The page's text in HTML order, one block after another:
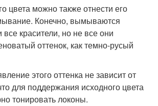
цвета можно также отнести его
Конечно, вымываются
все красители, но не все они
оттенок, как темно-русый
этого оттенка не зависит от
для поддержания исходного цвета
тонировать локоны.